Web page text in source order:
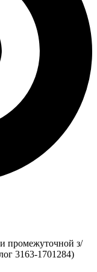
промежуточной з/
3163-1701284)